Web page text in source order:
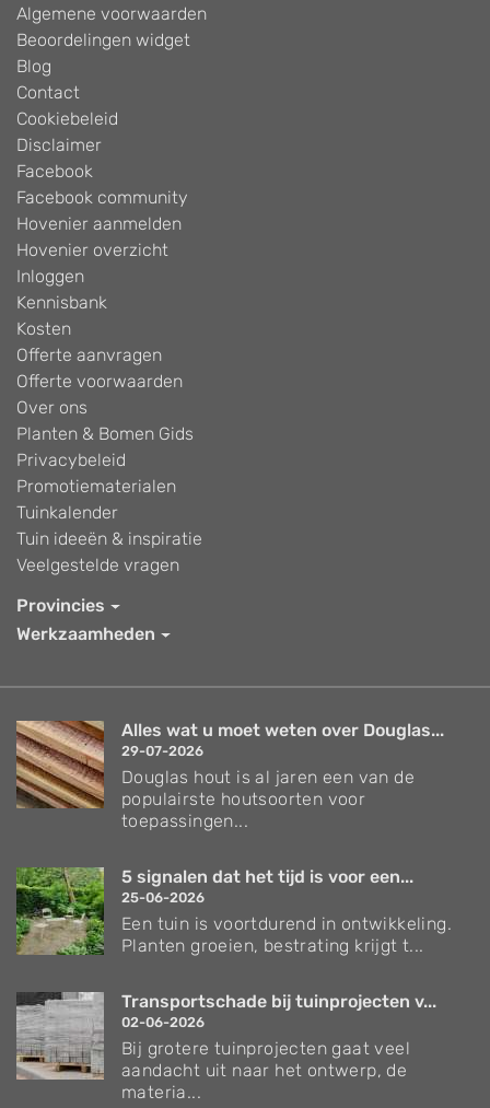
Algemene voorwaarden
Beoordelingen widget
Blog
Contact
Cookiebeleid
Disclaimer
Facebook
Facebook community
Hovenier aanmelden
Hovenier overzicht
Inloggen
Kennisbank
Kosten
Offerte aanvragen
Offerte voorwaarden
Over ons
Planten & Bomen Gids
Privacybeleid
Promotiematerialen
Tuinkalender
Tuin ideeën & inspiratie
Veelgestelde vragen
Provincies
Werkzaamheden
Alles wat u moet weten over Douglas...
29-07-2026
Douglas hout is al jaren een van de
populairste houtsoorten voor
toepassingen...
5 signalen dat het tijd is voor een...
25-06-2026
Een tuin is voortdurend in ontwikkeling.
Planten groeien, bestrating krijgt t...
Transportschade bij tuinprojecten v...
02-06-2026
Bij grotere tuinprojecten gaat veel
aandacht uit naar het ontwerp, de
materia...